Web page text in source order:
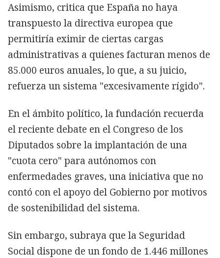
Asimismo, critica que España no haya
transpuesto la directiva europea que
permitiría eximir de ciertas cargas
administrativas a quienes facturan menos de
85.000 euros anuales, lo que, a su juicio,
refuerza un sistema "excesivamente rígido".
En el ámbito político, la fundación recuerda
el reciente debate en el Congreso de los
Diputados sobre la implantación de una
"cuota cero" para autónomos con
enfermedades graves, una iniciativa que no
contó con el apoyo del Gobierno por motivos
de sostenibilidad del sistema.
Sin embargo, subraya que la Seguridad
Social dispone de un fondo de 1.446 millones